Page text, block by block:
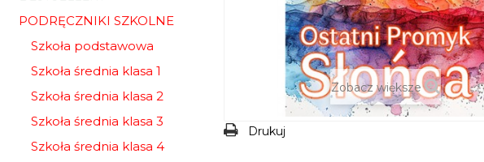
PODRĘCZNIKI SZKOLNE
Szkoła podstawowa
Szkoła średnia klasa 1
Szkoła średnia klasa 2
Szkoła średnia klasa 3
Szkoła średnia klasa 4
Zobacz większe
Drukuj